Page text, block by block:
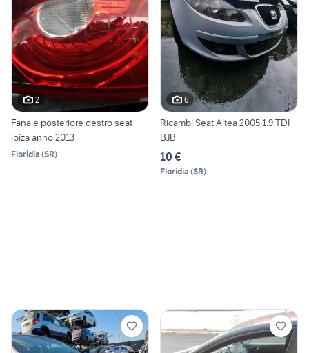
2
Fanale posteriore destro seat
ibiza anno 2013
Floridia (SR)
6
Ricambi Seat Altea 2005 1.9 TDI
BJB
10 €
Floridia (SR)